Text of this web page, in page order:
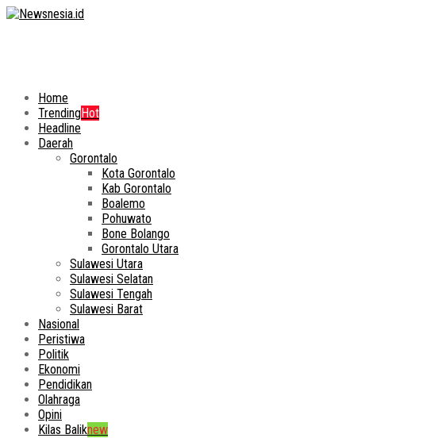
Home
TrendingHot
Headline
Daerah
Gorontalo
Kota Gorontalo
Kab Gorontalo
Boalemo
Pohuwato
Bone Bolango
Gorontalo Utara
Sulawesi Utara
Sulawesi Selatan
Sulawesi Tengah
Sulawesi Barat
Nasional
Peristiwa
Politik
Ekonomi
Pendidikan
Olahraga
Opini
Kilas Baliknew